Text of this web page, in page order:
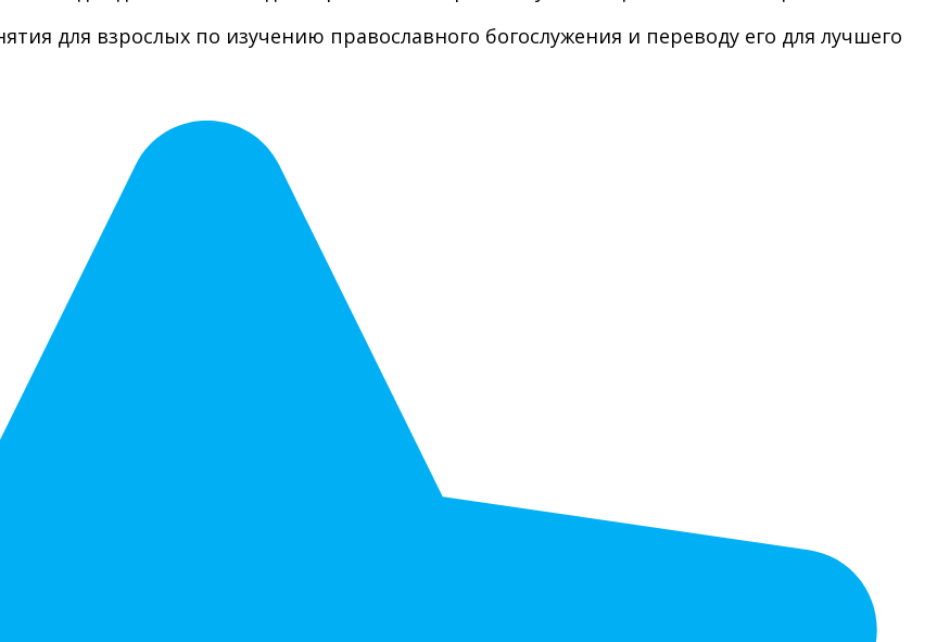
для взрослых по изучению православного богослужения и переводу его для лучшего